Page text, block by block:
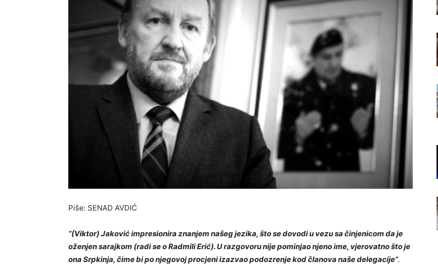
Piše: SENAD AVDIĆ
“(Viktor) Jaković impresionira znanjem našeg jezika, što se dovodi u vezu sa činjenicom da je
oženjen sarajkom (radi se o Radmili Erić). U razgovoru nije pominjao njeno ime, vjerovatno što je
ona Srpkinja, čime bi po njegovoj procjeni izazvao podozrenje kod članova naše delegacije“.